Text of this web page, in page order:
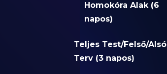
Homokóra Alak (6
napos)
Teljes Test/Felső/Alsó
Terv (3 napos)